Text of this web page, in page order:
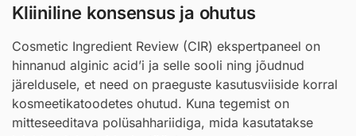
Kliiniline konsensus ja ohutus
Cosmetic Ingredient Review (CIR) ekspertpaneel on
hinnanud alginic acid’i ja selle sooli ning jõudnud
järeldusele, et need on praeguste kasutusviiside korral
kosmeetikatoodetes ohutud. Kuna tegemist on
mitteseeditava polüsahhariidiga, mida kasutatakse